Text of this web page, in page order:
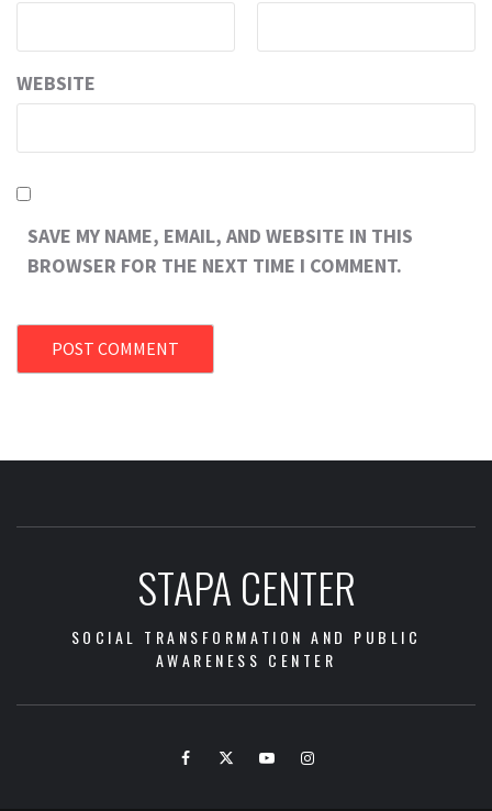
WEBSITE
SAVE MY NAME, EMAIL, AND WEBSITE IN THIS
BROWSER FOR THE NEXT TIME I COMMENT.
STAPA CENTER
SOCIAL TRANSFORMATION AND PUBLIC
AWARENESS CENTER
FacebookTwitterYoutubeInstagram